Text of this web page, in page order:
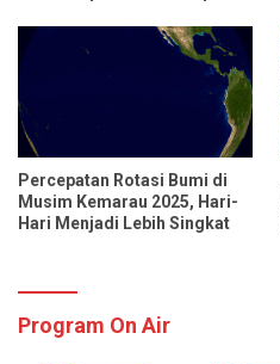
Percepatan Rotasi Bumi di
Musim Kemarau 2025, Hari-
Hari Menjadi Lebih Singkat
Program On Air